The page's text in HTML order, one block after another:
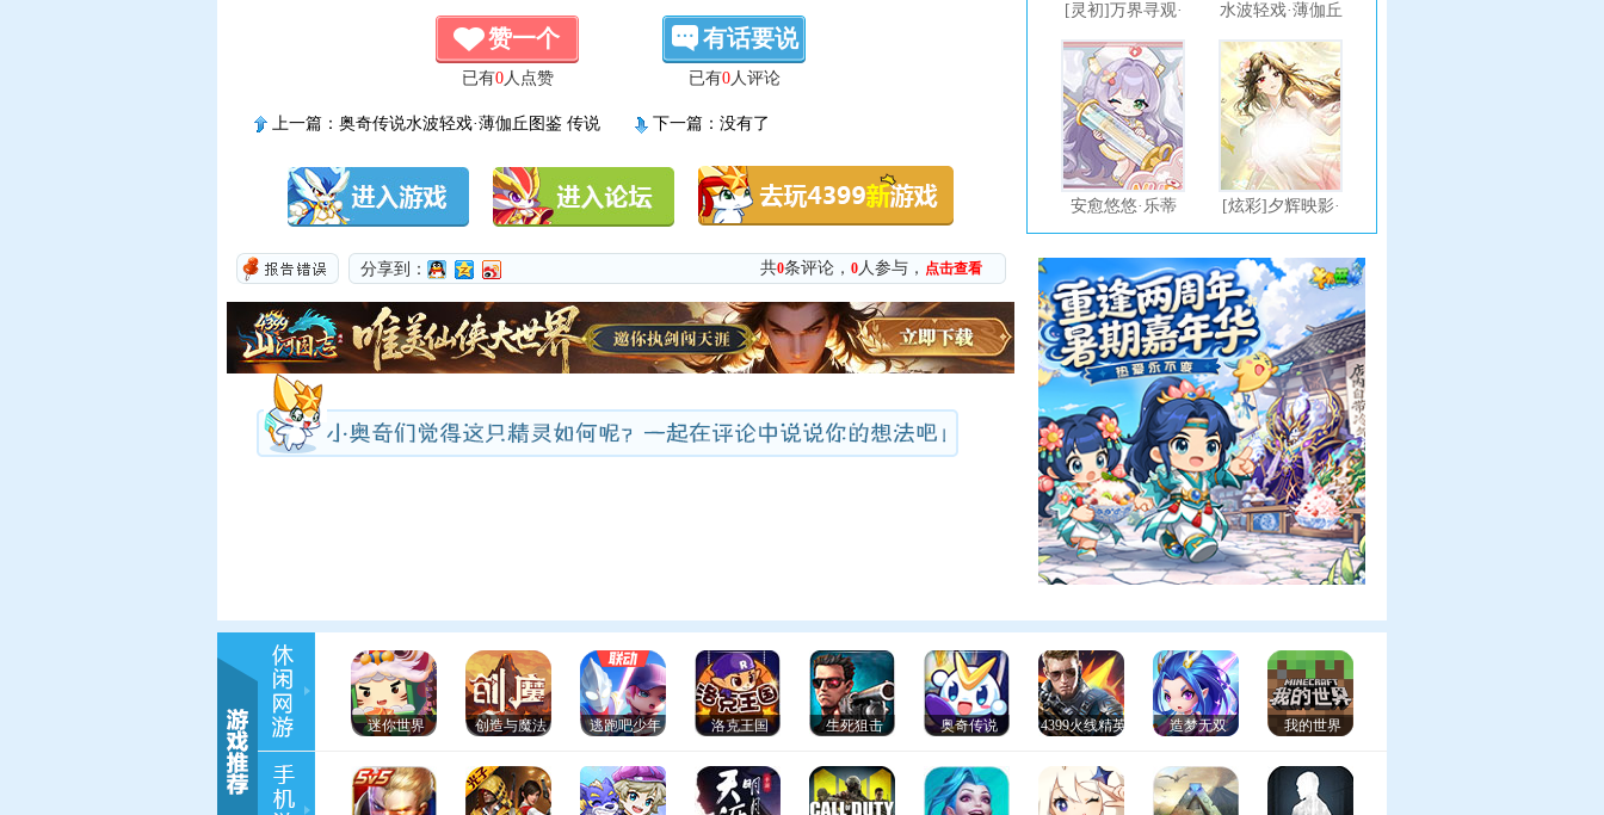
赞一个
已有0人点赞
有话要说
已有0人评论
上一篇： 奥奇传说水波轻戏·薄伽丘图鉴 传说
下一篇：没有了
分享到： 共0条评论， 0人参与， 点击查看
[灵初]万界寻观·
塔梨
水波轻戏·薄伽丘
安愈悠悠·乐蒂
[炫彩]夕辉映影·
雷
迷你世界 创造与魔法 逃跑吧少年 洛克王国 生死狙击 奥奇传说 4399火线精英 造梦无双 我的世界